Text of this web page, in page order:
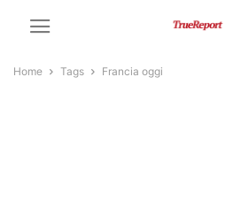
Home Tags Francia oggi